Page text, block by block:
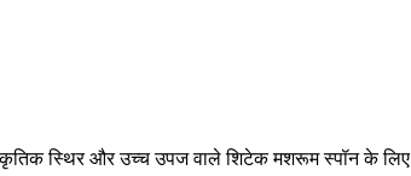
स्थिर और उच्च उपज वाले शिटेक मशरूम स्पॉन के लिए